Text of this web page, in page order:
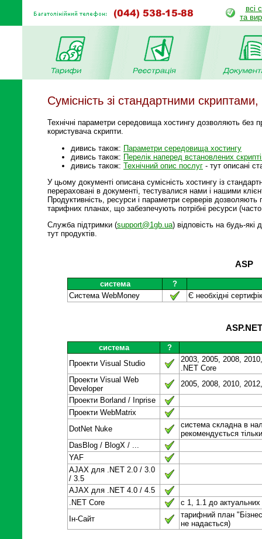
всі
та
Сумісність зі стандартними
Технічні параметри середовища хостингу дозволяють без
користувача скрипти.
дивись також: Параметри середовища хостингу
дивись також: Перелік наперед встановлених
дивись також: Технічний опис послуг - тут описані
У цьому документі описана сумісність хостингу із
перераховані в документі, тестувалися нами і нашими
Продуктивність, ресурси і параметри серверів
тарифних планах, що забезпечують потрібні ресурси
Служба підтримки (support@1gb.ua) відповість на будь-
тут продуктів.
ASP
система
?
Система WebMoney
Є необхідні
ASP.NET
система
?
Проекти Visual Studio
2003, 2005, 2008,
.NET Core
Проекти Visual Web
Developer
2005, 2008, 2010,
Проекти Borland / Inprise
Проекти WebMatrix
DotNet Nuke
система складна в
рекомендується
DasBlog / BlogX / ...
YAF
AJAX для .NET 2.0 / 3.0
/ 3.5
AJAX для .NET 4.0 / 4.5
.NET Core
c 1, 1.1 до актуальних
Ін-Сайт
тарифний план
не надається)